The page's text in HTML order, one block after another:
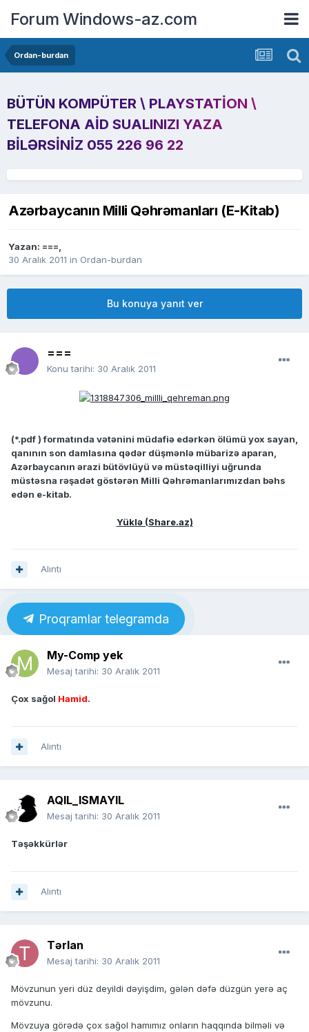
Forum Windows-az.com
Ordan-burdan
BÜTÜN KOMPÜTER \ PLAYSTATION \
TELEFONA AID SUALINIZI YAZA
BILƏRSINIZ 055 226 96 22
Azərbaycanın Milli Qəhrəmanları (E-Kitab)
Yazan: ===,
30 Aralık 2011 in Ordan-burdan
Bu konuya yanıt ver
===
Konu tarihi: 30 Aralık 2011
(*.pdf ) formatında vətənini müdafiə edərkən ölümü yox sayan,
qanının son damlasına qədər düşmənlə mübarizə aparan,
Azərbaycanın ərazi bütövlüyü və müstəqilliyi uğrunda
müstəsna rəşadət göstərən Milli Qəhrəmanlarımızdan bəhs
edən e-kitab.
Yüklə (Share.az)
Alıntı
Proqramlar telegramda
My-Comp yek
Mesaj tarihi: 30 Aralık 2011
Çox sağol Hamid.
Alıntı
AQIL_ISMAYIL
Mesaj tarihi: 30 Aralık 2011
Təşəkkürlər
Alıntı
Tərlan
Mesaj tarihi: 30 Aralık 2011
Mövzunun yeri düz deyildi dəyişdim, gələn dəfə düzgün yerə aç
mövzunu.
Mövzuya görədə çox sağol hamımız onların haqqında bilməli və